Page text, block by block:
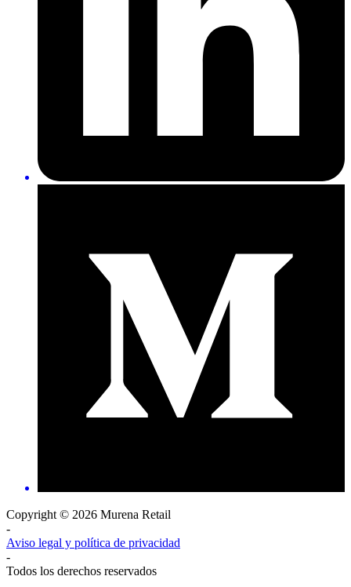
Copyright © 2026 Murena Retail
-
Aviso legal y política de privacidad
-
Todos los derechos reservados